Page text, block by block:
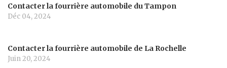
Contacter la fourrière automobile du Tampon
Déc 04, 2024
Contacter la fourrière automobile de La Rochelle
Juin 20, 2024